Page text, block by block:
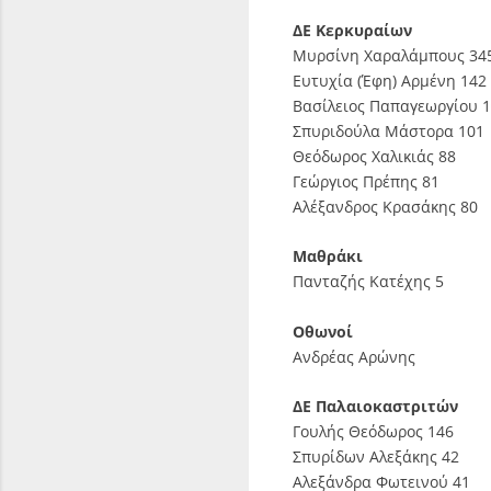
ΔΕ Κερκυραίων
Μυρσίνη Χαραλάμπους
Ευτυχία (Έφη) Αρμένη 142
Βασίλειος Παπαγεωργίου
Σπυριδούλα Μάστορα 101
Θεόδωρος Χαλικιάς 88
Γεώργιος Πρέπης 81
Αλέξανδρος Κρασάκης 80
Μαθράκι
Πανταζής Κατέχης 5
Οθωνοί
Ανδρέας Αρώνης
ΔΕ Παλαιοκαστριτών
Γουλής Θεόδωρος 146
Σπυρίδων Αλεξάκης 42
Αλεξάνδρα Φωτεινού 41